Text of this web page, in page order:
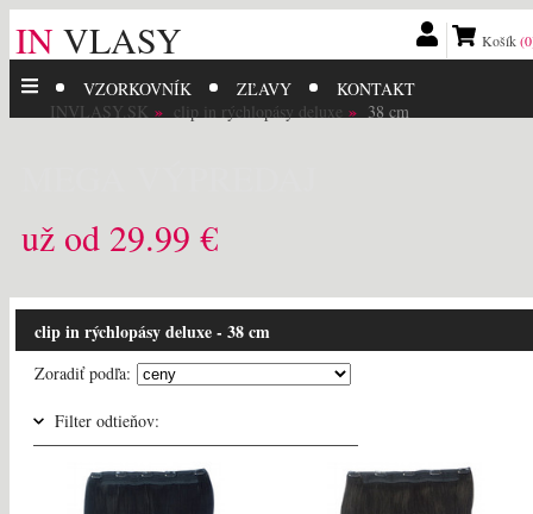
VZORKOVNÍK ZĽAVY KONTAKT
IN VLASY Košík
INVLASY.SK clip in rýchlopásy deluxe 38 cm
už od 29.99 €
clip in rýchlopásy deluxe - 38 cm
Zoradiť podľa:
Filter odtieňov: